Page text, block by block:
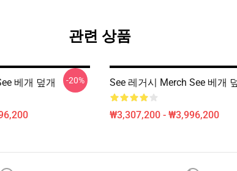
관련 상품
베개 덮개 -20% See 레거시 Merch See 베개
₩3,307,200 - ₩3,996,200